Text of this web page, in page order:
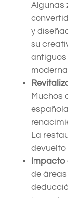
Algunas
y
su
antiguos
Muchos
La
devuelto
Impacto
de